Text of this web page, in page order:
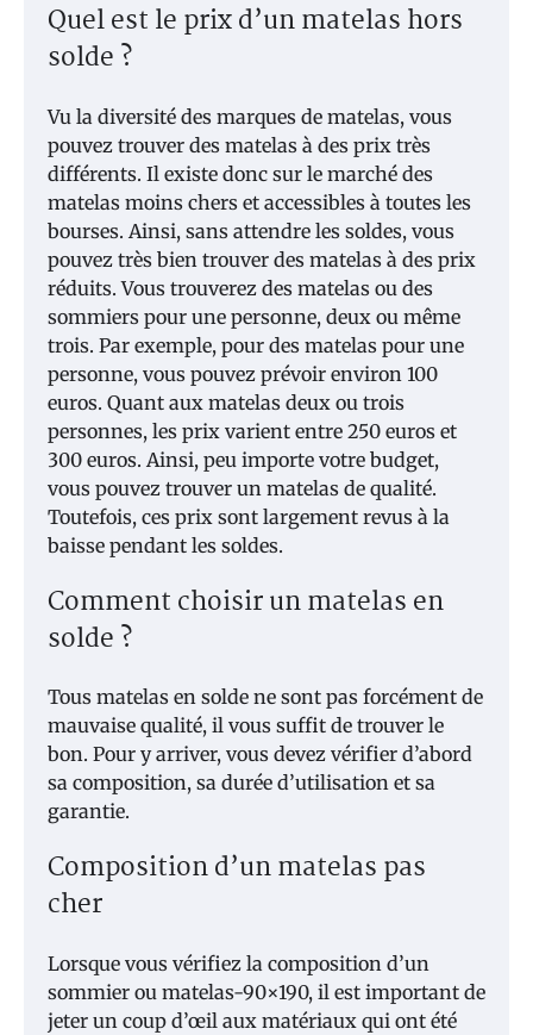
Quel est le prix d’un matelas hors
solde ?
Vu la diversité des marques de matelas, vous
pouvez trouver des matelas à des prix très
différents. Il existe donc sur le marché des
matelas moins chers et accessibles à toutes les
bourses. Ainsi, sans attendre les soldes, vous
pouvez très bien trouver des matelas à des prix
réduits. Vous trouverez des matelas ou des
sommiers pour une personne, deux ou même
trois. Par exemple, pour des matelas pour une
personne, vous pouvez prévoir environ 100
euros. Quant aux matelas deux ou trois
personnes, les prix varient entre 250 euros et
300 euros. Ainsi, peu importe votre budget,
vous pouvez trouver un matelas de qualité.
Toutefois, ces prix sont largement revus à la
baisse pendant les soldes.
Comment choisir un matelas en
solde ?
Tous matelas en solde ne sont pas forcément de
mauvaise qualité, il vous suffit de trouver le
bon. Pour y arriver, vous devez vérifier d’abord
sa composition, sa durée d’utilisation et sa
garantie.
Composition d’un matelas pas
cher
Lorsque vous vérifiez la composition d’un
sommier ou matelas-90×190, il est important de
jeter un coup d’œil aux matériaux qui ont été